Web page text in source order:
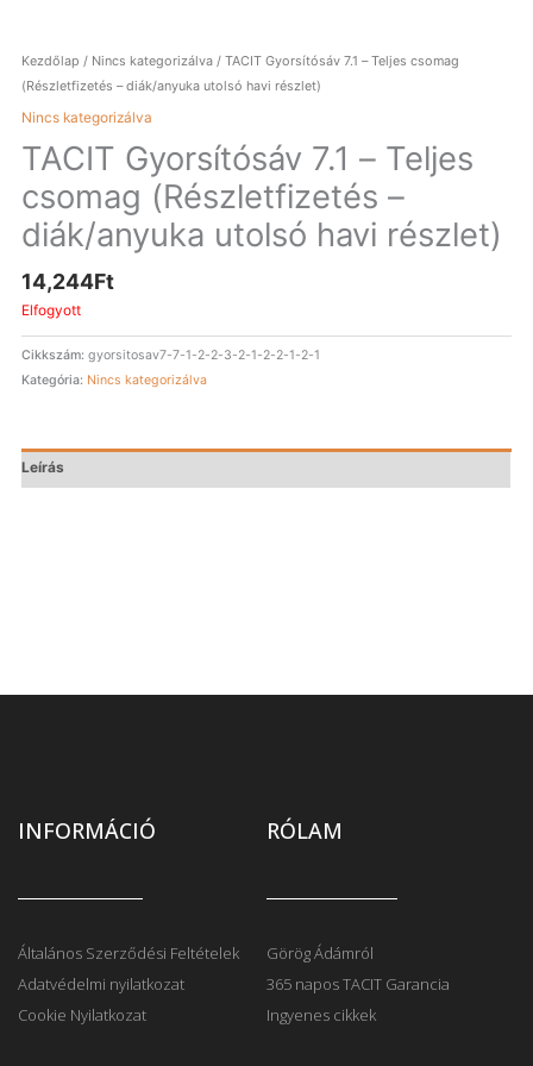
Kezdőlap / Nincs kategorizálva / TACIT Gyorsítósáv 7.1 – Teljes csomag
(Részletfizetés – diák/anyuka utolsó havi részlet)
Nincs kategorizálva
TACIT Gyorsítósáv 7.1 – Teljes
csomag (Részletfizetés –
diák/anyuka utolsó havi részlet)
14,244Ft
Elfogyott
Cikkszám:gyorsitosav7-7-1-2-2-3-2-1-2-2-1-2-1
Kategória: Nincs kategorizálva
Leírás
INFORMÁCIÓ
Általános Szerződési Feltételek
Adatvédelmi nyilatkozat
Cookie Nyilatkozat
RÓLAM
Görög Ádámról
365 napos TACIT Garancia
Ingyenes cikkek